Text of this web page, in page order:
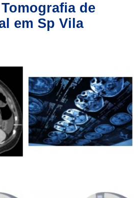
de
em Sp Vila